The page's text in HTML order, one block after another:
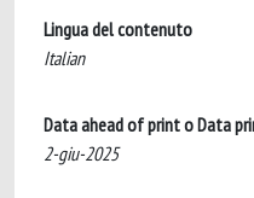
Lingua del contenuto
Italian
Data ahead of print o Data
2-giu-2025